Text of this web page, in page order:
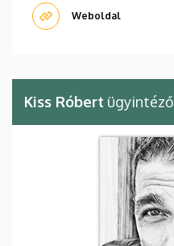
Weboldal
Kiss Róbert ügyintéző